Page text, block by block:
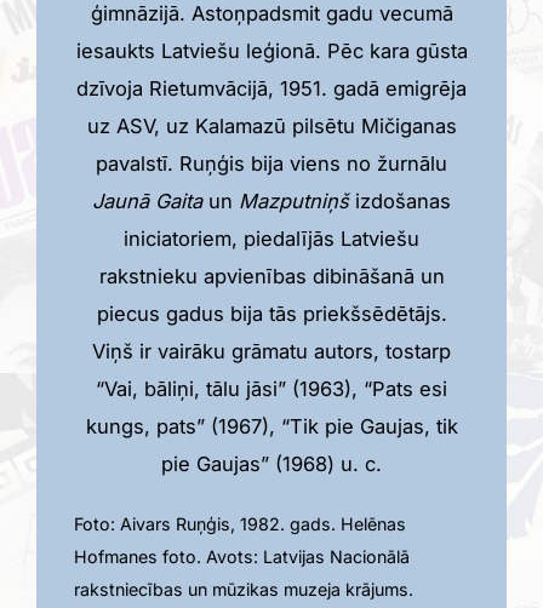
ģimnāzijā. Astoņpadsmit gadu vecumā
iesaukts Latviešu leģionā. Pēc kara gūsta
dzīvoja Rietumvācijā, 1951. gadā emigrēja
uz ASV, uz Kalamazū pilsētu Mičiganas
pavalstī. Ruņģis bija viens no žurnālu
Jaunā Gaitaun Mazputniņšizdošanas
iniciatoriem, piedalījās Latviešu
rakstnieku apvienības dibināšanā un
piecus gadus bija tās priekšsēdētājs.
Viņš ir vairāku grāmatu autors, tostarp
“Vai, bāliņi, tālu jāsi” (1963), “Pats esi
kungs, pats” (1967), “Tik pie Gaujas, tik
pie Gaujas” (1968) u. c.
Foto: Aivars Ruņģis, 1982. gads. Helēnas
Hofmanes foto. Avots: Latvijas Nacionālā
rakstniecības un mūzikas muzeja krājums.